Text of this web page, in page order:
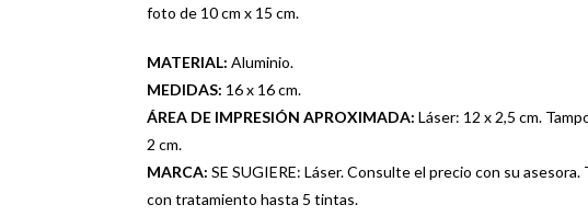
foto de 10 cm x 15 cm.
MATERIAL: Aluminio.
MEDIDAS: 16 x 16 cm.
ÁREA DE IMPRESIÓN APROXIMADA: Láser: 12 x 2,5 cm.
2 cm.
MARCA: SE SUGIERE: Láser. Consulte el precio con su asesora.
con tratamiento hasta 5 tintas.